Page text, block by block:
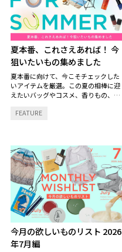
夏本番、これさえあれば！ 今
狙いたいもの集めました
夏本番に向けて、今こそチェックした
いアイテムを厳選。この夏の相棒に迎
えたいバッグやコスメ、香りもの、イ
プをご紹介します。
FEATURE
今月の欲しいものリスト 2026
年7月編